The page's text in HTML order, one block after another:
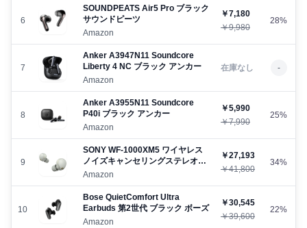
6
SOUNDPEATS Air5 Pro ブラック
サウンドピーツ
Amazon
￥7,180
￥9,980
28%
7
Anker A3947N11 Soundcore
Liberty 4 NC ブラック アンカー
Amazon
在庫なし -
8
Anker A3955N11 Soundcore
P40i ブラック アンカー
Amazon
￥5,990
￥7,990
25%
9
SONY WF-1000XM5 ワイヤレス
ノイズキャンセリングステレオヘ
ッドセット プラチナシルバー ソ
Amazon
￥27,193
￥41,800
34%
10
Bose QuietComfort Ultra
Earbuds 第2世代 ブラック ボーズ
Amazon
￥30,545
￥39,600
22%